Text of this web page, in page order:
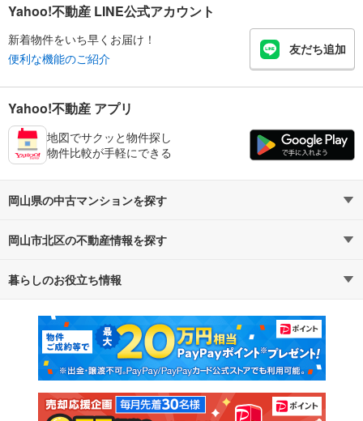
Yahoo!不動産 LINE公式アカウント
新着物件をいち早くお届け！
便利な機能のご紹介
友だち追加
Yahoo!不動産 アプリ
地図でサクッと物件探し
物件比較が手軽にできる
岡山県の中古マンションを探す
路線・駅から探す
通勤・通学時間から探す
岡山市北区の不動産情報を探す
不動産・住宅
新築マンション 中古マンション
新築一戸建て 中古一戸建て
注文住宅 土地
暮らしのお役立ち情報
マンションカタログ 教えて！住まいの先生